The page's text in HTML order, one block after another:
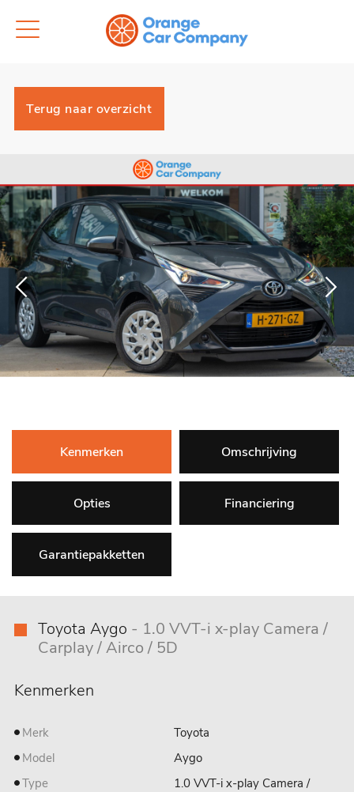
Terug naar overzicht
Kenmerken Omschrijving
Opties Financiering
Garantiepakketten
Toyota Aygo - 1.0 VVT-i x-play Camera /
Carplay / Airco / 5D
Kenmerken
Merk
Toyota
Model
Aygo
Type
1.0 VVT-i x-play Camera /